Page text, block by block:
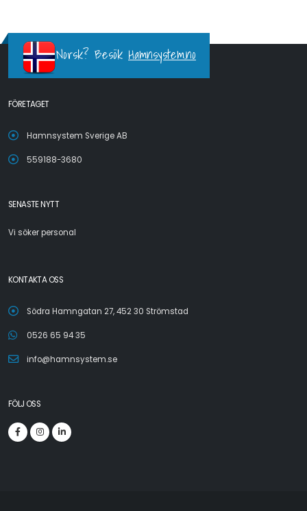
Norsk? Besök Hamnsystem.no
FÖRETAGET
Hamnsystem Sverige AB
559188-3680
SENASTE NYTT
Vi söker personal
KONTAKTA OSS
Södra Hamngatan 27, 452 30 Strömstad
0526 65 94 35
info@hamnsystem.se
FÖLJ OSS